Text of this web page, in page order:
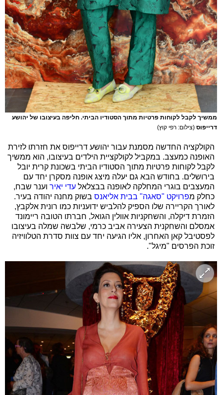
ממשיך לקבל לקוחות פרטיות מתוך הסטודיו הביתי. חליפה בעיצובו של יהושע
דרייפוס (צילום: רפי קוץ)
הקולקציה החדשה מסמנת עבור יהושע דרייפוס את חזרתו לזירת
האופנה כמעצב. במקביל לקולקציית הילדים בעיצובו, הוא ממשיך
לקבל לקוחות פרטיות מתוך הסטודיו הביתי בשכונת קרית יובל
בירושלים. בחודש הבא גם יעלה מיצג אופנה מסקרן יחד עם
המעצבים בוגרי המחלקה לאופנה בבצלאל עדי יאירוענר שבח,
כחלק מפרויקט "סאגה" בבית אליאנסבשוק מחנה יהודה בעיר.
לאורך הקריירה שלו הספיק להלביש ידועניות כמו רונית אלקבץ,
הזמרת דיקלה, והשחקניות אוולין הגואל, חברתו הטובה ריימונד
אמסלם והשחקנית הצעירה אביב כרמי, שלבשה שמלה בעיצובו
לפסטיבל קאן האחרון, אליו הגיעה יחד עם צוות סדרת הטלוויזיה
זוכת הפרסים "מיגל".